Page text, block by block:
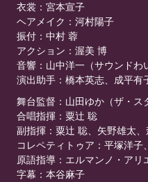
衣裳：宮本宣子
ヘアメイク：河村陽子
振付：中村 蓉
アクション：渥美 博
音響：山中洋一（サウンドわ
演出助手：橋本英志、成平有
舞台監督：山田ゆか（ザ・ス
合唱指揮：粟辻 聡
副指揮：粟辻 聡、矢野雄太
コレペティトゥア：平塚洋子
原語指導：エルマンノ・アリ
字幕：本谷麻子